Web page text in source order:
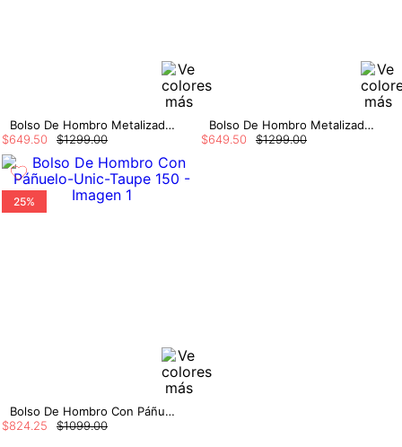
Bolso De Hombro Metalizado Con Detalle
$1299.00
$649 50
Bolso De Hombro Metalizado Con Detalle
$1299.00
$649 50
25%
Bolso De Hombro Con Páñuelo
$1099.00
$824 25